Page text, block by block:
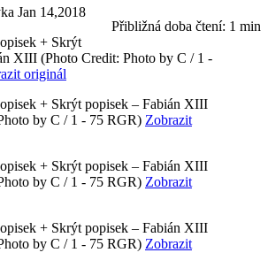
Přibližná doba čtení: 1 min
Jan 14,2018
+ Skrýt
XIII (Photo Credit: Photo by C / 1 -
originál
+ Skrýt popisek – Fabián XIII
by C / 1 - 75 RGR) Zobrazit
+ Skrýt popisek – Fabián XIII
by C / 1 - 75 RGR) Zobrazit
+ Skrýt popisek – Fabián XIII
by C / 1 - 75 RGR) Zobrazit